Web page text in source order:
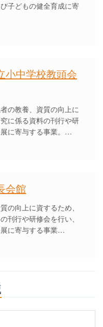
子どもの健全育成に寄
小中学校教頭会
の教養、資質の向上に
に係る資料の刊行や研
に寄与する事業。…
会館
の向上に資するため、
刊行や研修会を行い、
に寄与する事業…